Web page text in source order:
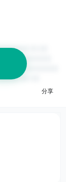
分享